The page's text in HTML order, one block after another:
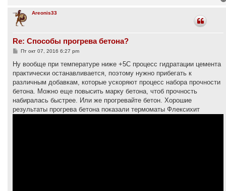
е
Areonis33
Re: Способы прогрева бетона?
С
о
б
щ
е
и
е
Пт окт 07, 2016 6:27 pm
Ну вообще при температуре ниже +5С процесс гидратации цемента
практически останавливается, поэтому нужно прибегать к
различным добавкам, которые ускоряют процесс набора прочности
бетона. Можно еще повысить марку бетона, чтоб прочность
набиралась быстрее. Или же прогревайте бетон. Хорошие
результаты прогрева бетона показали термоматы Флексихит